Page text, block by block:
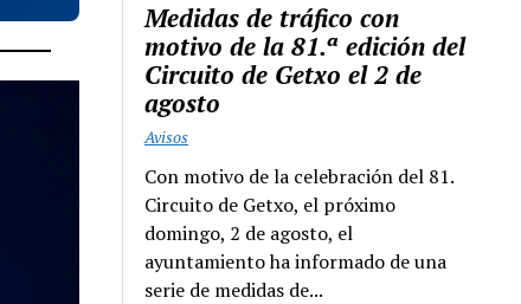
Medidas de tráfico con
motivo de la 81.ª edición del
Circuito de Getxo el 2 de
agosto
Avisos
Con motivo de la celebración del 81.
Circuito de Getxo, el próximo
domingo, 2 de agosto, el
ayuntamiento ha informado de una
serie de medidas de...